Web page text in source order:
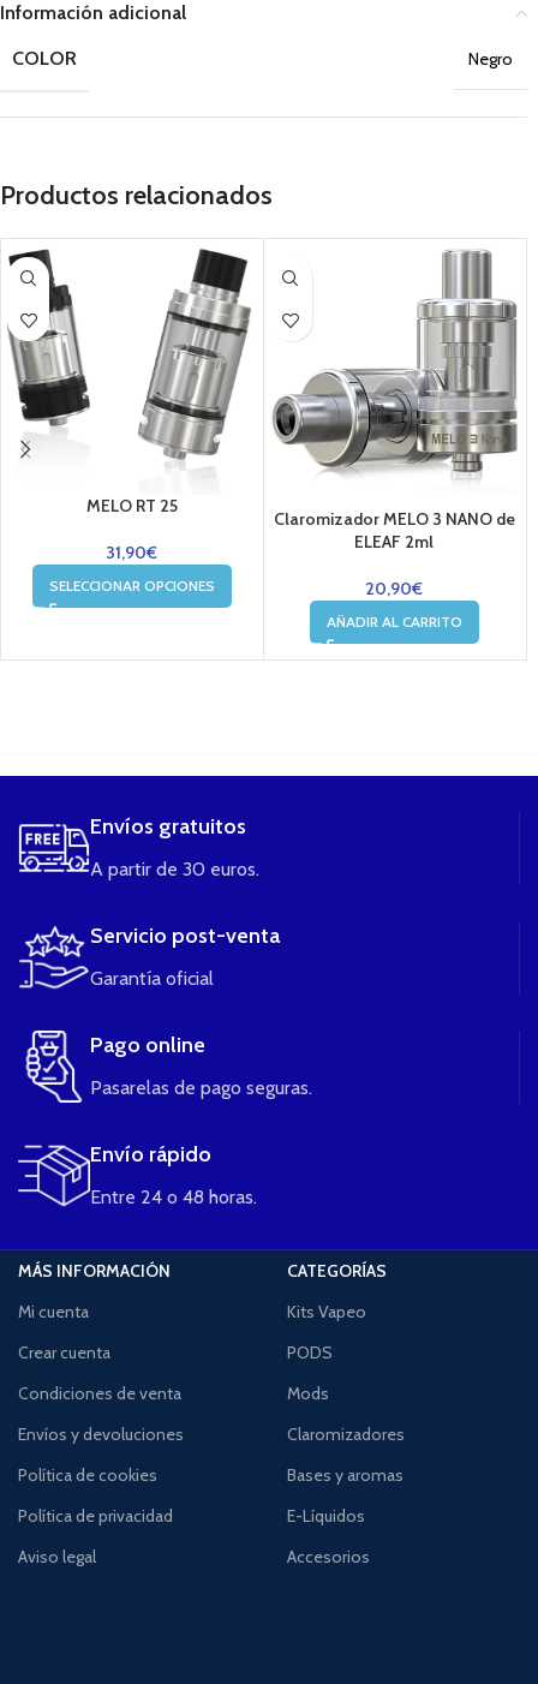
Información adicional
COLOR
Negro
Productos relacionados
MELO RT 25
31,90€
SELECCIONAR OPCIONES
Claromizador MELO 3 NANO de
ELEAF 2ml
20,90€
AÑADIR AL CARRITO
Envíos gratuitos
A partir de 30 euros.
Servicio post-venta
Garantía oficial
Pago online
Pasarelas de pago seguras.
Envío rápido
Entre 24 o 48 horas.
MÁS INFORMACIÓN
Mi cuenta
Crear cuenta
Condiciones de venta
Envíos y devoluciones
Política de cookies
Política de privacidad
Aviso legal
CATEGORÍAS
Kits Vapeo
PODS
Mods
Claromizadores
Bases y aromas
E-Líquidos
Accesorios